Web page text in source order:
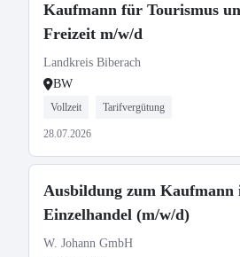
Kaufmann für Tourismus
Freizeit m/w/d
Landkreis Biberach
BW
Vollzeit Tarifvergütung
28.07.2026
Ausbildung zum Kaufmann
Einzelhandel (m/w/d)
W. Johann GmbH